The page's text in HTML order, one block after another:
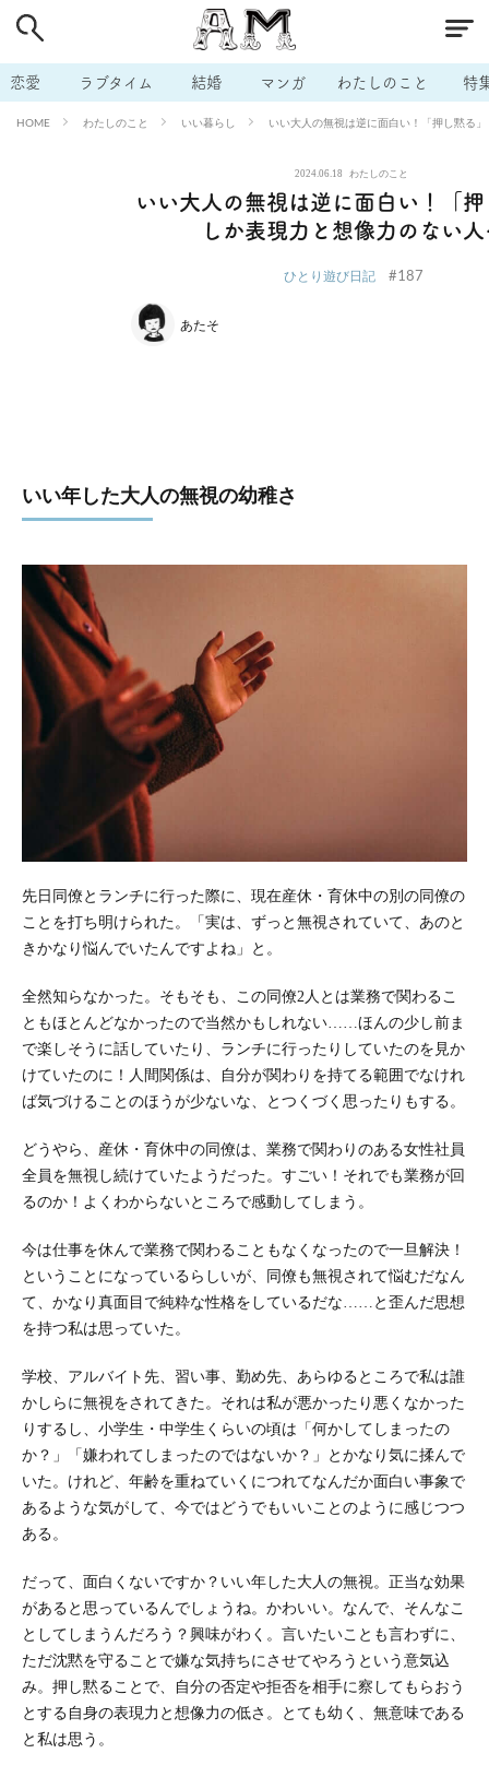
恋愛 ラブタイム 結婚 マンガ わたしのこと 特
HOME わたしのこと いい暮らし いい大人の無視は逆に面白い！「押し黙る
2024.06.18 わたしのこと
いい大人の無視は逆に面白い！「
しか表現力と想像力のない人
ひとり遊び日記 #187
あたそ
いい年した大人の無視の幼稚さ
先日同僚とランチに行った際に、現在産休・育休中の別の同僚の
ことを打ち明けられた。「実は、ずっと無視されていて、あのと
きかなり悩んでいたんですよね」と。
全然知らなかった。そもそも、この同僚2人とは業務で関わるこ
ともほとんどなかったので当然かもしれない……ほんの少し前ま
で楽しそうに話していたり、ランチに行ったりしていたのを見か
けていたのに！人間関係は、自分が関わりを持てる範囲でなけれ
ば気づけることのほうが少ないな、とつくづく思ったりもする。
どうやら、産休・育休中の同僚は、業務で関わりのある女性社員
全員を無視し続けていたようだった。すごい！それでも業務が回
るのか！よくわからないところで感動してしまう。
今は仕事を休んで業務で関わることもなくなったので一旦解決！
ということになっているらしいが、同僚も無視されて悩むだなん
て、かなり真面目で純粋な性格をしているだな……と歪んだ思想
を持つ私は思っていた。
学校、アルバイト先、習い事、勤め先、あらゆるところで私は誰
かしらに無視をされてきた。それは私が悪かったり悪くなかった
りするし、小学生・中学生くらいの頃は「何かしてしまったの
か？」「嫌われてしまったのではないか？」とかなり気に揉んで
いた。けれど、年齢を重ねていくにつれてなんだか面白い事象で
あるような気がして、今ではどうでもいいことのように感じつつ
ある。
だって、面白くないですか？いい年した大人の無視。正当な効果
があると思っているんでしょうね。かわいい。なんで、そんなこ
としてしまうんだろう？興味がわく。言いたいことも言わずに、
ただ沈黙を守ることで嫌な気持ちにさせてやろうという意気込
み。押し黙ることで、自分の否定や拒否を相手に察してもらおう
とする自身の表現力と想像力の低さ。とても幼く、無意味である
と私は思う。
# 男の本音 # セフレ # 不倫
# 出会う方法 # マッチングアプリ # ラブグッズ # 体の相